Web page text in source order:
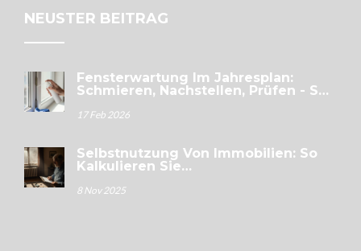
NEUSTER BEITRAG
Fensterwartung Im Jahresplan:
Schmieren, Nachstellen, Prüfen - So
17 Feb 2026
Selbstnutzung Von Immobilien: So
Kalkulieren Sie
8 Nov 2025